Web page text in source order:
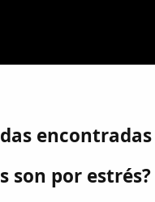
encontradas
son por estrés?